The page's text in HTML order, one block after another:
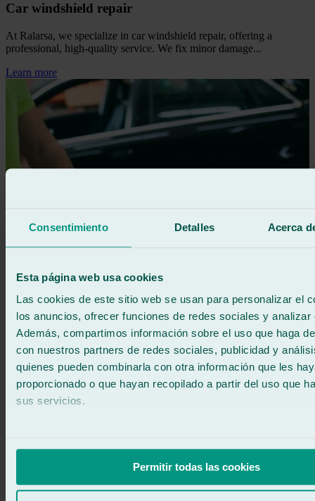
Consentimiento Detalles Acerca
Esta página web usa cookies
Las cookies de este sitio web se usan para personalizar el
los anuncios, ofrecer funciones de redes sociales y analizar
Además, compartimos información sobre el uso que haga
con nuestros partners de redes sociales, publicidad y
quienes pueden combinarla con otra información que les
proporcionado o que hayan recopilado a partir del uso que
sus servicios.
Permitir todas las cookies
Car windshield repair
At Ralarsa, we specialize in car windshield repair, offering a
professional, high‑quality service. We fix minor damage...
Learn more
Car windscreen replacement
offering a fast, professional and safe service. We...